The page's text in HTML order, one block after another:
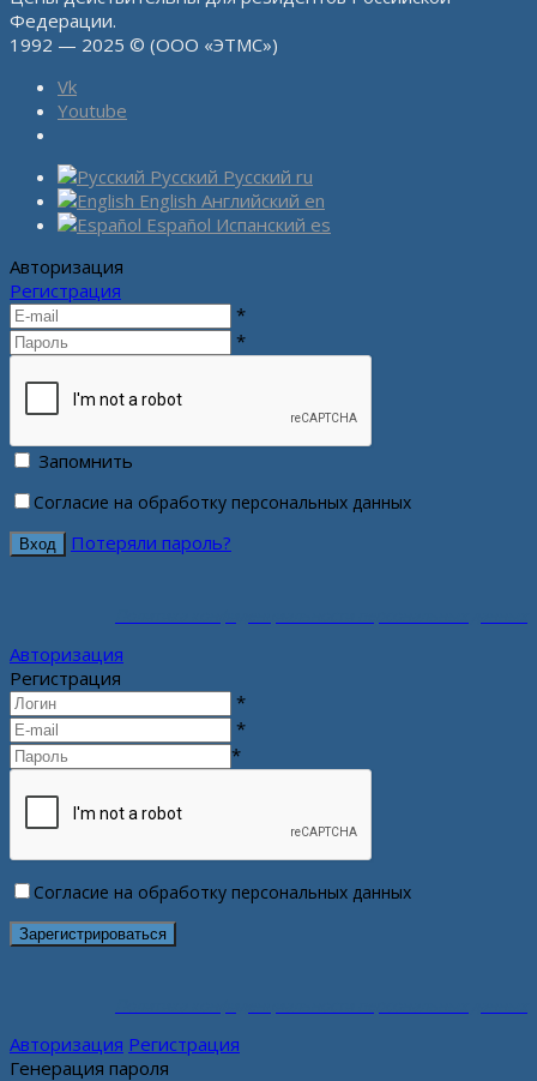
Федерации.
1992 — 2025 © (ООО «ЭТМС»)
Vk
Youtube
Русский Русский ru
English Английский en
Español Испанский es
Авторизация
Регистрация
*
*
Запомнить
Согласие на обработку персональных данных
Потеряли пароль?
Авторизация
Регистрация
*
*
*
Согласие на обработку персональных данных
Авторизация Регистрация
Генерация пароля